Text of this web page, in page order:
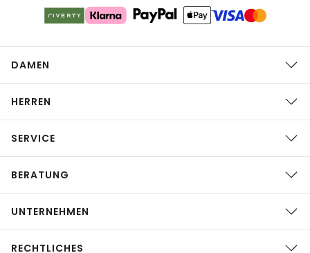
DAMEN
HERREN
SERVICE
BERATUNG
UNTERNEHMEN
RECHTLICHES